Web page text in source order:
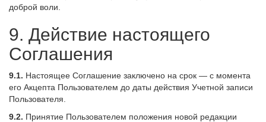
доброй воли.
9. Действие настоящего
Соглашения
9.1. Настоящее Соглашение заключено на срок — с момента
его Акцепта Пользователем до даты действия Учетной записи
Пользователя.
9.2. Принятие Пользователем положения новой редакции